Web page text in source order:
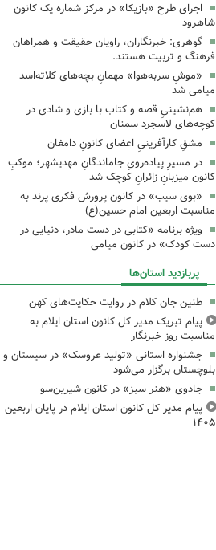
اجرای طرح «بازیکا» در مرکز شماره یک کانون
شاهرود
گوهری: خبرنگاران، راویان حقیقت و همراهان
فرهنگ و تربیت هستند.
«موشِ سربه‌هوا» مهمانِ بچه‌های کلاته‌اسد
میامی شد
هم‌نشینیِ قصه و کتاب با بازی و شادی در
کوچه‌های لاسجرد سمنان
مشقِ کارآفرینیِ اعضای کانونِ دامغان
در مسیرِ پیاده‌رویِ جاماندگانِ مهدیشهر؛ موکبِ
کانون میزبانِ زائرانِ کوچک شد
«بوی سیب» در کانون پرورش فکری پرند به
مناسبت اربعین امام حسین(ع)
ویژه برنامه «کتابی در دست مادر، دنیایی در
دست کودک» در کانون میامی
پربازدید استان‌ها
طنین جان کلام در روایت حکایت‌های کهن
پیام تبریک مدیر کل کانون استان ایلام به
مناسبت روز خبرنگار
جشنواره استانی «تولید عروسک» در سیستان و
بلوچستان برگزار می‌شود
جادوی «هنر سبز» در کانون شیرین‌سو
پیام مدیر کل کانون استان ایلام در پایان اربعین
۱۴۰۵